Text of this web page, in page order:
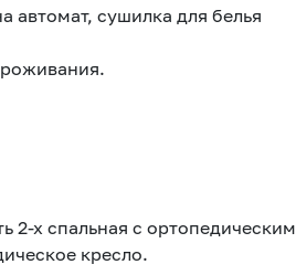
автомат, сушилка для белья
2-х спальная с ортопедическим
кресло.